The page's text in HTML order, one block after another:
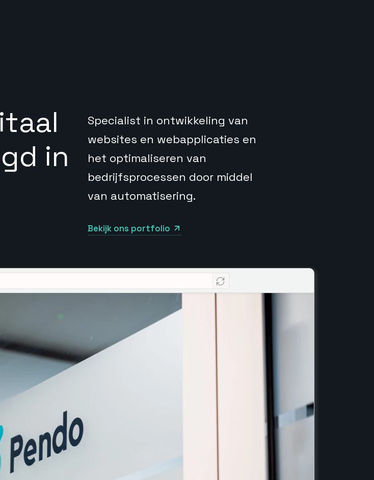
in
Specialist in ontwikkeling van
websites en webapplicaties en
het optimaliseren van
bedrijfsprocessen door middel
van automatisering.
Bekijk ons portfolio